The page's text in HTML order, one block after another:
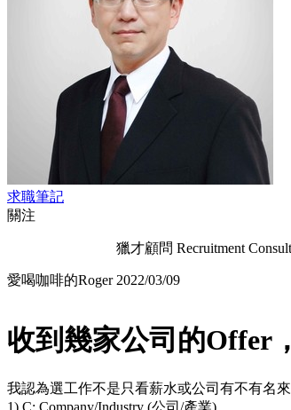
求職筆記
關注
愛喝咖啡的Roger
獵才顧問 Recruitment
2022/03/09
收到幾家公司的Offer
我認為選工作不是只看薪水或公司有不有名
1) C: Company/Industry (公司/產業)